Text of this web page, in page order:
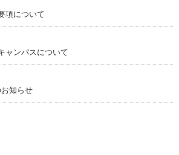
項について
ンパスについて
知らせ